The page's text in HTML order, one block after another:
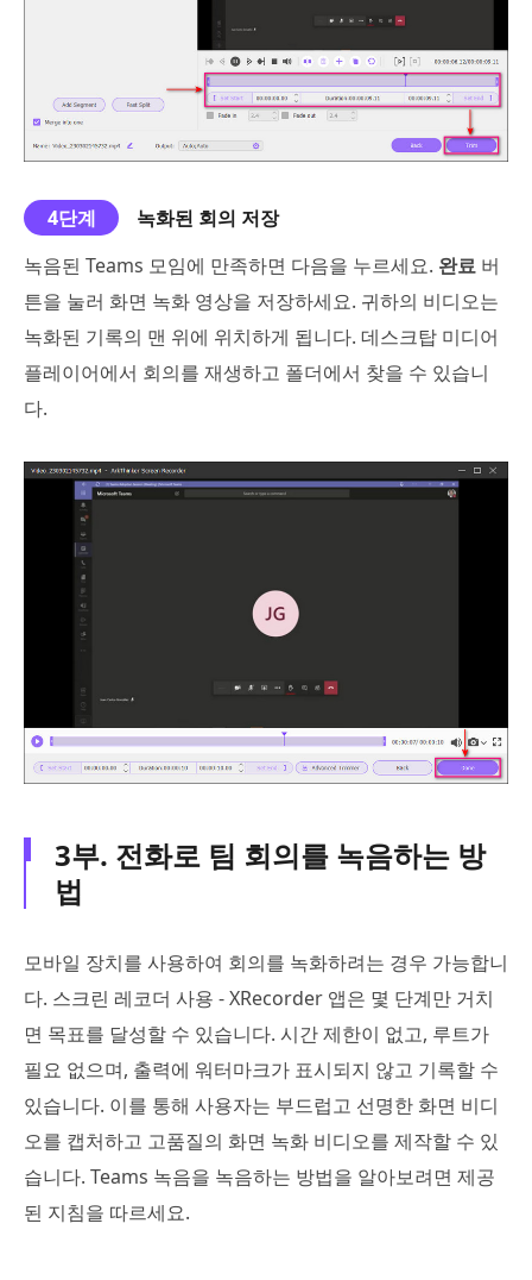
4단계
녹화된 회의 저장
녹음된 Teams 모임에 만족하면 다음을 누르세요. 완료 버
튼을 눌러 화면 녹화 영상을 저장하세요. 귀하의 비디오는
녹화된 기록의 맨 위에 위치하게 됩니다. 데스크탑 미디어
플레이어에서 회의를 재생하고 폴더에서 찾을 수 있습니
다.
3부. 전화로 팀 회의를 녹음하는 방
법
모바일 장치를 사용하여 회의를 녹화하려는 경우 가능합니
다. 스크린 레코더 사용 - XRecorder 앱은 몇 단계만 거치
면 목표를 달성할 수 있습니다. 시간 제한이 없고, 루트가
필요 없으며, 출력에 워터마크가 표시되지 않고 기록할 수
있습니다. 이를 통해 사용자는 부드럽고 선명한 화면 비디
오를 캡처하고 고품질의 화면 녹화 비디오를 제작할 수 있
습니다. Teams 녹음을 녹음하는 방법을 알아보려면 제공
된 지침을 따르세요.